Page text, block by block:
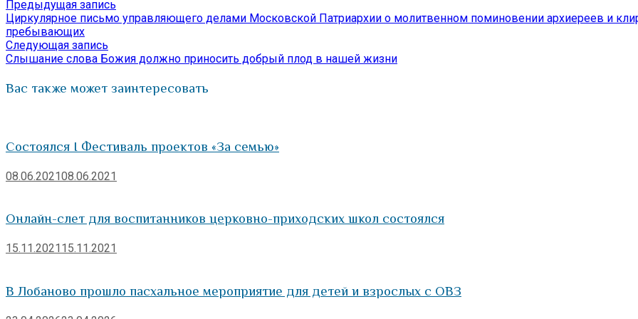
Отправить
Навигация
по
записям
Предыдущая запись
запись:
Циркулярное письмо управляющего делами Московской Патриархии о молитвенном поминовении архиереев и
пребывающих
Следующая запись
запись:
Слышание слова Божия должно приносить добрый плод в нашей жизни
Вас также может заинтересовать
Состоялся I Фестиваль проектов «За семью»
08.06.202108.06.2021
Онлайн-слет для воспитанников церковно-приходских школ состоялся
15.11.2021 15.11.2021
В Лобаново прошло пасхальное мероприятие для детей и взрослых с ОВЗ